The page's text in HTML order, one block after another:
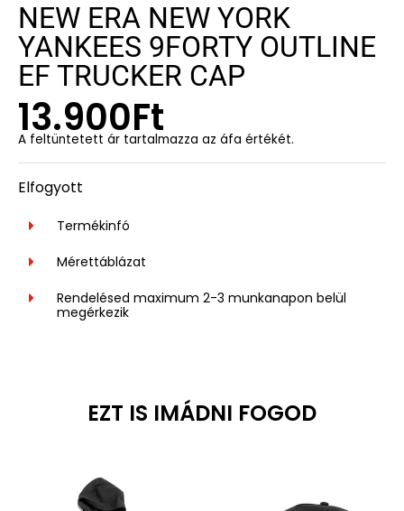
NEW ERA NEW YORK
YANKEES 9FORTY OUTLINE
EF TRUCKER CAP
13.900Ft
A feltüntetett ár tartalmazza az áfa értékét.
Elfogyott
Termékinfó
Mérettáblázat
Rendelésed maximum 2-3 munkanapon belül
megérkezik
EZT IS IMÁDNI FOGOD